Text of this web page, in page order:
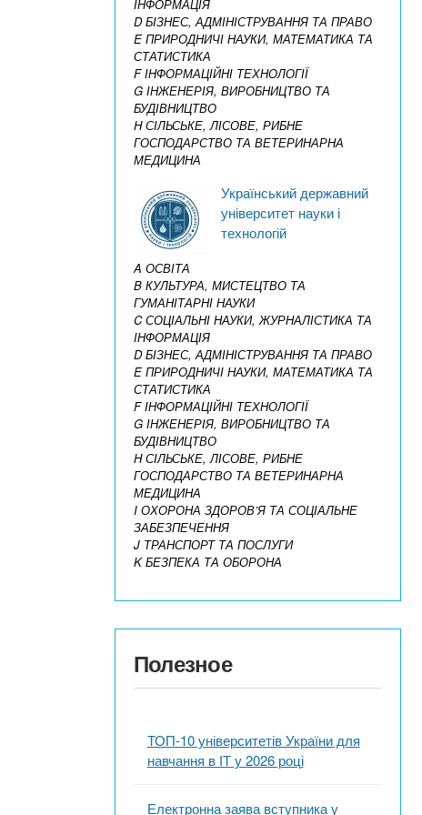
ІНФОРМАЦІЯ
D БІЗНЕС, АДМІНІСТРУВАННЯ ТА ПРАВО
E ПРИРОДНИЧІ НАУКИ, МАТЕМАТИКА ТА
СТАТИСТИКА
F ІНФОРМАЦІЙНІ ТЕХНОЛОГІЇ
G ІНЖЕНЕРІЯ, ВИРОБНИЦТВО ТА
БУДІВНИЦТВО
H СІЛЬСЬКЕ, ЛІСОВЕ, РИБНЕ
ГОСПОДАРСТВО ТА ВЕТЕРИНАРНА
МЕДИЦИНА
Український державний
університет науки і
технологій
A ОСВІТА
B КУЛЬТУРА, МИСТЕЦТВО ТА
ГУМАНІТАРНІ НАУКИ
C СОЦІАЛЬНІ НАУКИ, ЖУРНАЛІСТИКА ТА
ІНФОРМАЦІЯ
D БІЗНЕС, АДМІНІСТРУВАННЯ ТА ПРАВО
E ПРИРОДНИЧІ НАУКИ, МАТЕМАТИКА ТА
СТАТИСТИКА
F ІНФОРМАЦІЙНІ ТЕХНОЛОГІЇ
G ІНЖЕНЕРІЯ, ВИРОБНИЦТВО ТА
БУДІВНИЦТВО
H СІЛЬСЬКЕ, ЛІСОВЕ, РИБНЕ
ГОСПОДАРСТВО ТА ВЕТЕРИНАРНА
МЕДИЦИНА
I ОХОРОНА ЗДОРОВ’Я ТА СОЦІАЛЬНЕ
ЗАБЕЗПЕЧЕННЯ
J ТРАНСПОРТ ТА ПОСЛУГИ
K БЕЗПЕКА ТА ОБОРОНА
Полезное
ТОП-10 університетів України для
навчання в ІТ у 2026 році
Електронна заява вступника у